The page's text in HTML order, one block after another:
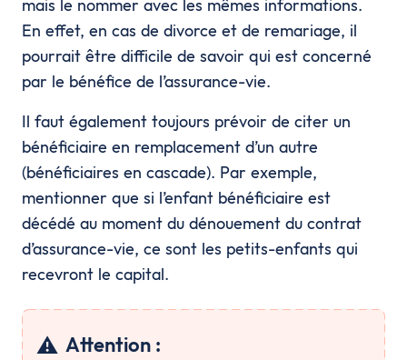
mais le nommer avec les mêmes informations.
En effet, en cas de divorce et de remariage, il
pourrait être difficile de savoir qui est concerné
par le bénéfice de l’assurance-vie.
Il faut également toujours prévoir de citer un
bénéficiaire en remplacement d’un autre
(bénéficiaires en cascade). Par exemple,
mentionner que si l’enfant bénéficiaire est
décédé au moment du dénouement du contrat
d’assurance-vie, ce sont les petits-enfants qui
recevront le capital.
⚠️ Attention :